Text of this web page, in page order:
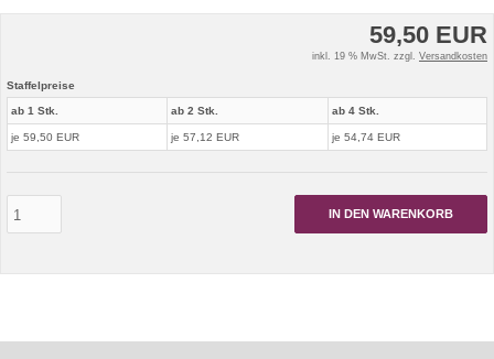
59,50 EUR
inkl. 19 % MwSt. zzgl. Versandkosten
Staffelpreise
ab 1 Stk.
je 59,50 EUR
ab 2 Stk.
je 57,12 EUR
ab 4 Stk.
je 54,74 EUR
IN DEN WARENKORB